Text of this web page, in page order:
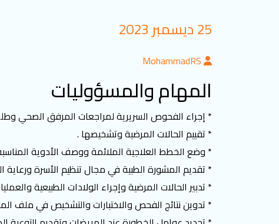
25 ديسمبر 2023
MohammadRS
المهام والمسؤوليات
* إجراء الفحوص السريرية لمراجعات المرفق الصحي
* تقييم الحالات المرضية وتشخيصها .
* وضع الخطط العلاجية الملائمة ووصف الأدوية المناسبة
* تقديم المشورة الطبية في مجال تنظيم الأسرة ورعاية
* تدبير الحالات المرضية وإجراء الولادات الطبيعية
* تدوين نتائج الفحص والاختبارات والتشخيص في ملف